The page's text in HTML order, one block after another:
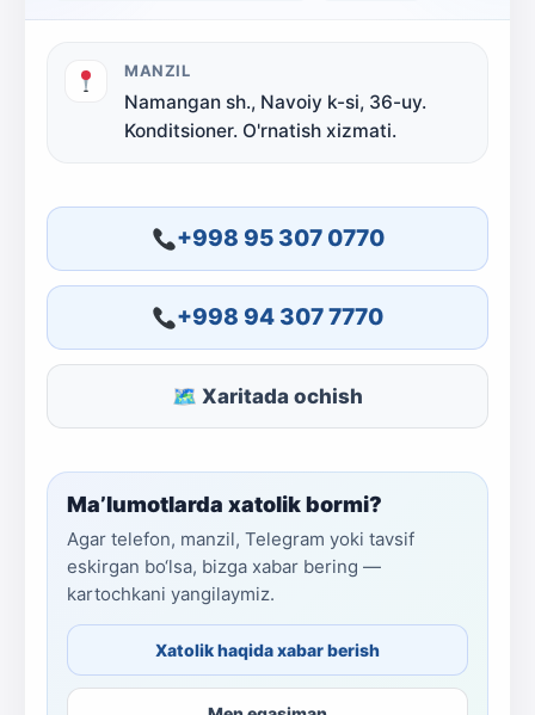
MANZIL
Namangan sh., Navoiy k-si, 36-uy.
Konditsioner. O'rnatish xizmati.
+998 95 307 0770
+998 94 307 7770
🗺 Xaritada ochish
Ma’lumotlarda xatolik bormi?
Agar telefon, manzil, Telegram yoki tavsif
eskirgan bo‘lsa, bizga xabar bering —
kartochkani yangilaymiz.
Xatolik haqida xabar berish